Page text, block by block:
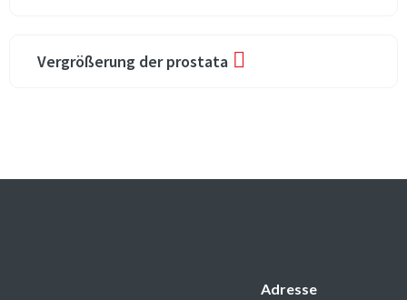
Vergrößerung der prostata
Adresse